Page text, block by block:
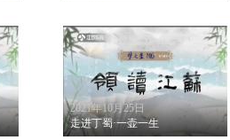
2021年10月25日
走进丁蜀·一壶一生